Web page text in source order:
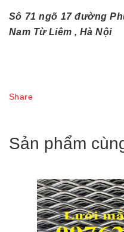
Sô 71 ngõ 17 đường
Nam Từ Liêm , Hà Nội
Share
Sản phẩm